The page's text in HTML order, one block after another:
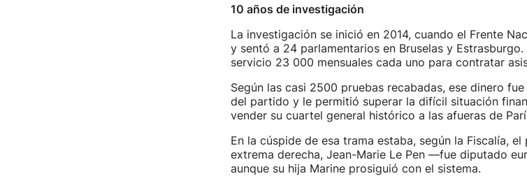
10 años de investigación
La investigación se inició en 2014, cuando el Frente
y sentó a 24 parlamentarios en Bruselas y
servicio 23 000 mensuales cada uno para contratar
Según las casi 2500 pruebas recabadas, ese dinero
del partido y le permitió superar la difícil situación
vender su cuartel general histórico a las afueras de
En la cúspide de esa trama estaba, según la Fiscalía,
extrema derecha, Jean-Marie Le Pen —fue diputado
aunque su hija Marine prosiguió con el sistema.